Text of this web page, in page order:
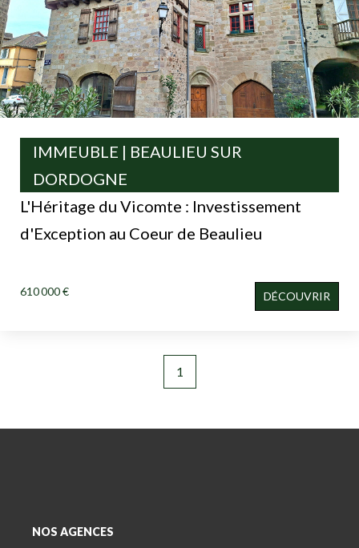
L'Héritage du Vicomte : Investissement
d'Exception au Coeur de Beaulieu
IMMEUBLE | BEAULIEU SUR
DORDOGNE
610 000 € DÉCOUVRIR
1
NOS AGENCES